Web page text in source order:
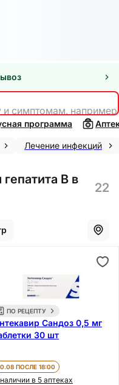
и симптомам,
программа
Лечение инфекций
В в
22
ПО РЕЦЕПТУ
Сандоз 0,5 мг
30 шт
ПОСЛЕ 18:00
в 5 аптеках